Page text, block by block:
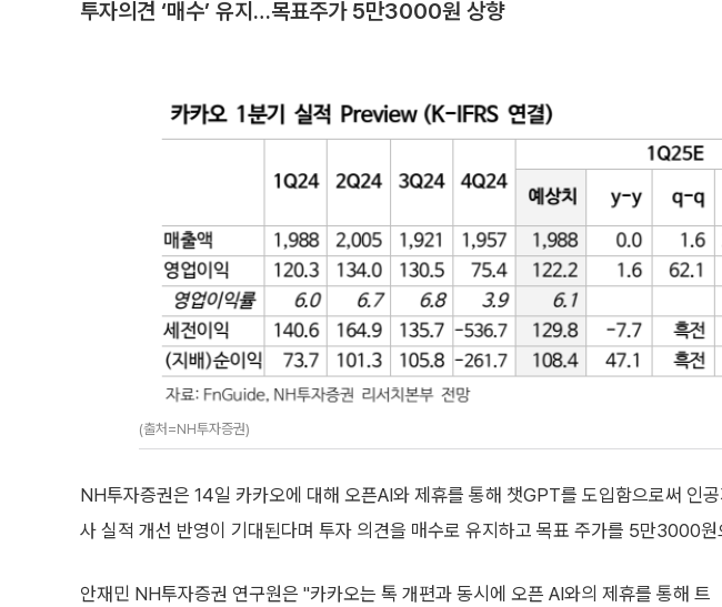
투자의견 ‘매수’ 유지…목표주가 5만3000원 상향
(출처=NH투자증권)
NH투자증권은 14일 카카오에 대해 오픈AI와 제휴를 통해 챗GPT를 도입함으로써 인
사 실적 개선 반영이 기대된다며 투자 의견을 매수로 유지하고 목표 주가를 5만3000원
안재민 NH투자증권 연구원은 "카카오는 톡 개편과 동시에 오픈 AI와의 제휴를 통해 트